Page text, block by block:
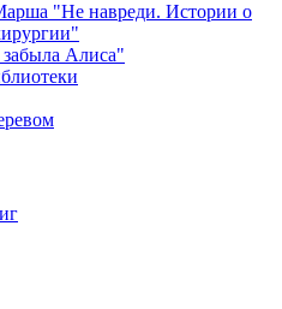
"Не навреди. Истории о
Алиса"